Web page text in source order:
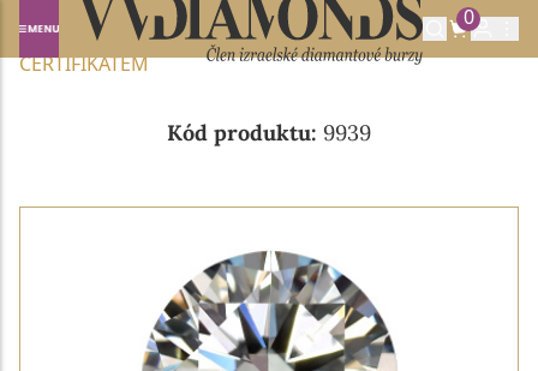
0
Domů NABÍDKA DIAMANTŮ
0.58CT G/VVS2 S GIA
CERTIFIKÁTEM
Kód produktu: 9939